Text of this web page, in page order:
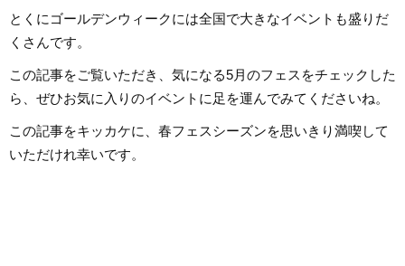
は国内外のロック
近ではJ-POPも広
とくにゴールデンウィークには全国で大きなイベントも盛りだ
くさんです。
この記事をご覧いただき、気になる5月のフェスをチェックした
ら、ぜひお気に入りのイベントに足を運んでみてくださいね。
この記事をキッカケに、春フェスシーズンを思いきり満喫して
いただけれ幸いです。